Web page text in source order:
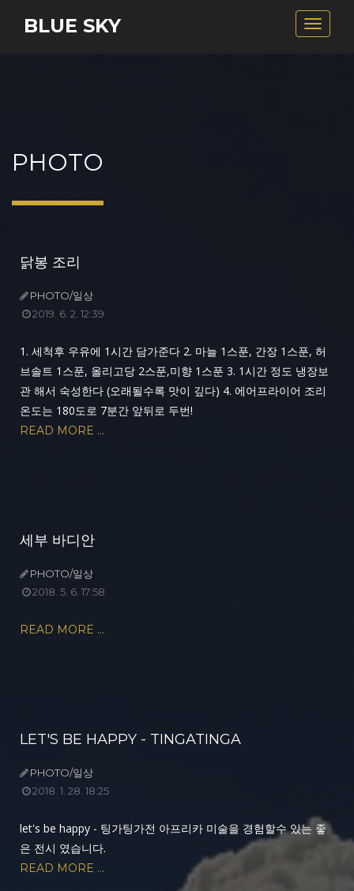
BLUE SKY Toggle
PHOTO
닭봉 조리
PHOTO/일상
2019. 6. 2. 12:39
1. 세척후 우유에 1시간 담가준다 2. 마늘 1스푼, 간장 1스푼, 허
브솔트 1스푼, 올리고당 2스푼,미향 1스푼 3. 1시간 정도 냉장보
관 해서 숙성한다 (오래될수록 맛이 깊다) 4. 에어프라이어 조리
온도는 180도로 7분간 앞뒤로 두번!
READ MORE ...
세부 바디안
PHOTO/일상
2018. 5. 6. 17:58
READ MORE ...
LET'S BE HAPPY - TINGATINGA
PHOTO/일상
2018. 1. 28. 18:25
let's be happy - 팅가팅가전 아프리카 미술을 경험할수 있는 좋
은 전시 였습니다.
READ MORE ...